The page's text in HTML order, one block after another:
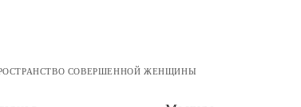
СОВЕРШЕННОЙ ЖЕНЩИНЫ